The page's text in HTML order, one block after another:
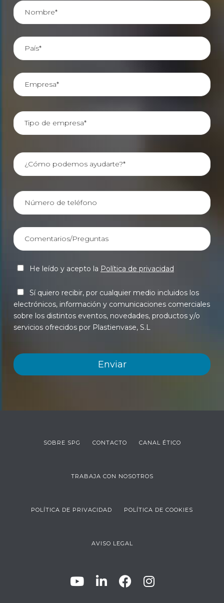
He leído y acepto la Política de privacidad
Sí quiero recibir, por cualquier medio incluidos los
electrónicos, información y comunicaciones comerciales
sobre los distintos eventos, novedades, productos y/o
servicios ofrecidos por Plastienvase, S.L
SOBRE SPG CONTACTO CANAL ÉTICO
TRABAJA CON NOSOTROS
POLÍTICA DE PRIVACIDAD POLÍTICA DE COOKIES
AVISO LEGAL